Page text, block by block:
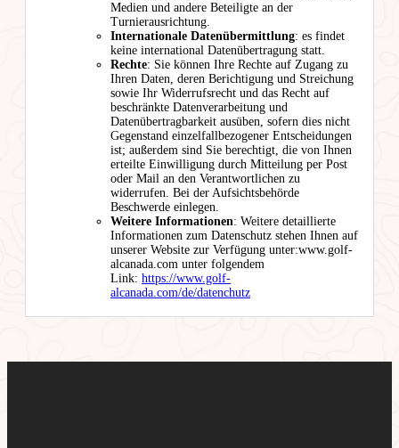
Medien und andere Beteiligte an der
Turnierausrichtung.
Internationale Datenübermittlung: es findet
keine international Datenübertragung statt.
Rechte: Sie können Ihre Rechte auf Zugang zu
Ihren Daten, deren Berichtigung und Streichung
sowie Ihr Widerrufsrecht und das Recht auf
beschränkte Datenverarbeitung und
Datenübertragbarkeit ausüben, sofern dies nicht
Gegenstand einzelfallbezogener Entscheidungen
ist; außerdem sind Sie berechtigt, die von Ihnen
erteilte Einwilligung durch Mitteilung per Post
oder Mail an den Verantwortlichen zu
widerrufen. Bei der Aufsichtsbehörde
Beschwerde einlegen.
Weitere Informationen: Weitere detaillierte
Informationen zum Datenschutz stehen Ihnen auf
unserer Website zur Verfügung unter:www.golf-
alcanada.com unter folgendem
Link: https://www.golf-
alcanada.com/de/datenchutz